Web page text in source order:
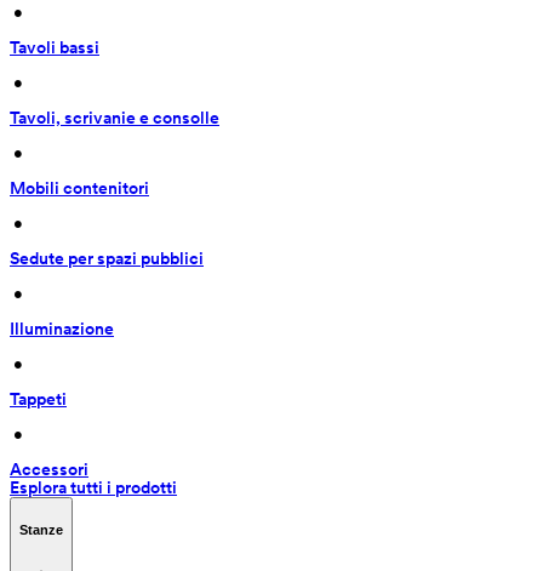
•
Tavoli bassi
•
Tavoli, scrivanie e consolle
•
Mobili contenitori
•
Sedute per spazi pubblici
•
Illuminazione
•
Tappeti
•
Accessori
Esplora tutti i prodotti
Stanze